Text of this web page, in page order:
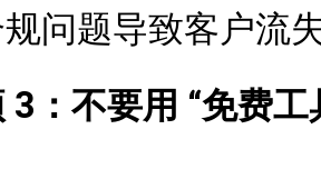
问题导致客户流
3：不要用 “免费